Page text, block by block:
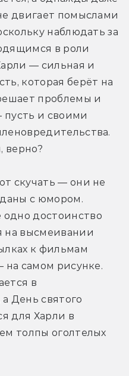
двигает помыслами
наблюдать за
в роли
— сильная и
которая берёт на
проблемы и
и своими
верно?
скучать — они не
с юмором.
достоинство
на высмеивании
к фильмам
на самом рисунке.
в
День святого
для Харли в
толпы оголтелых